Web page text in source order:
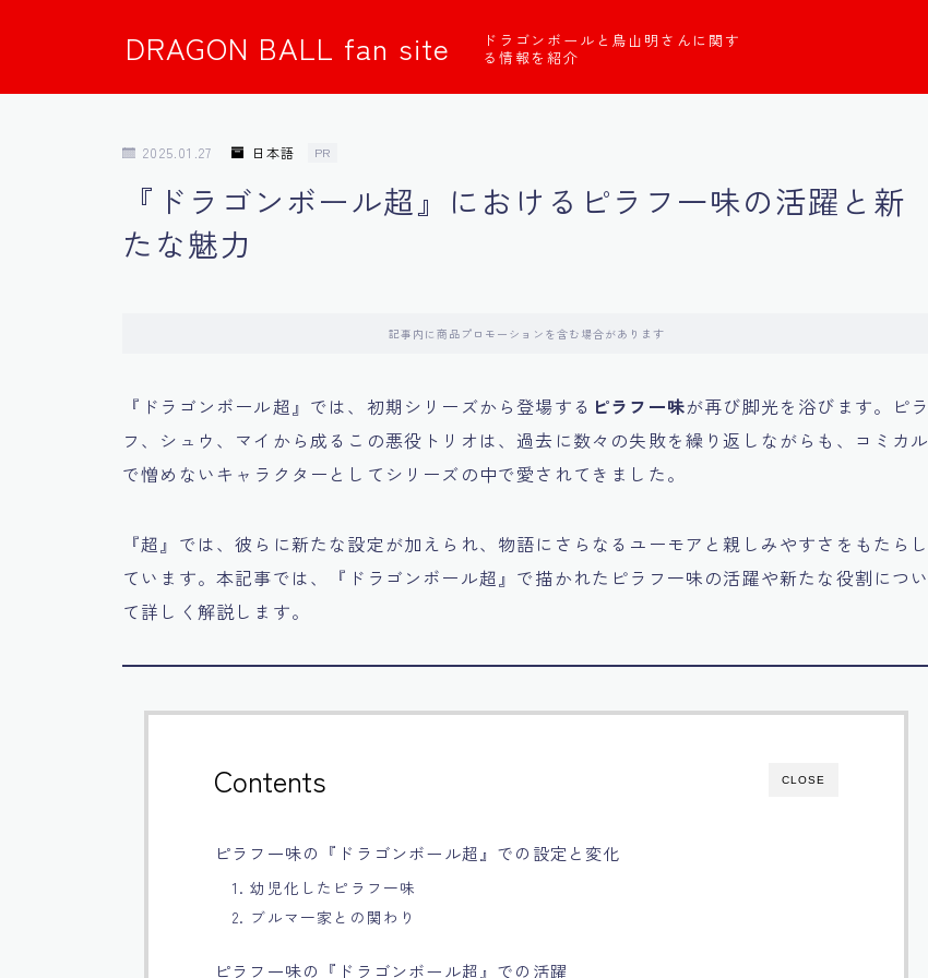
DRAGON BALL fan site
ドラゴンボールと鳥山明さんに関す
る情報を紹介
2025.01.27 日本語 PR
『ドラゴンボール超』におけるピラフ一味の活躍と新
たな魅力
記事内に商品プロモーションを含む場合があります
『ドラゴンボール超』では、初期シリーズから登場する ピラフ一味が再び脚光を浴びます。ピラ
フ、シュウ、マイから成るこの悪役トリオは、過去に数々の失敗を繰り返しながらも、コミカル
で憎めないキャラクターとしてシリーズの中で愛されてきました。
『超』では、彼らに新たな設定が加えられ、物語にさらなるユーモアと親しみやすさをもたらし
ています。本記事では、『ドラゴンボール超』で描かれたピラフ一味の活躍や新たな役割につい
て詳しく解説します。
CLOSE
Contents
ピラフ一味の『ドラゴンボール超』での設定と変化
1. 幼児化したピラフ一味
2. ブルマ一家との関わり
ピラフ一味の『ドラゴンボール超』での活躍